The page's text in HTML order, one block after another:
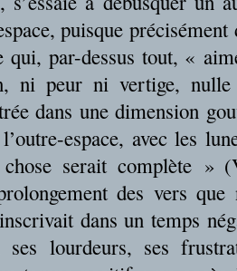
puisque
qui, par-dessus tout, «
ni peur ni vertige,
dans une dimension
espace, avec les
chose serait complète »
des vers
dans un temps
ses lourdeurs, ses